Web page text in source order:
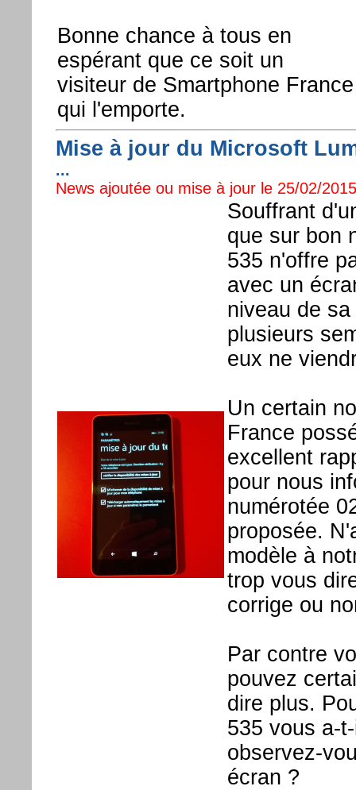
Bonne chance à tous en
espérant que ce soit un
visiteur de Smartphone France
qui l'emporte.
Mise à jour du Microsoft
...
News ajoutée ou mise à jour le 25/02/
Souffrant
que sur bon
535 n'offre
avec un
niveau de
plusieurs
eux ne
Un certain
France
excellent
pour nous
numérotée
proposée.
modèle à
trop vous
corrige ou
Par contre
pouvez
dire plus.
535 vous a-
observez-
écran ?